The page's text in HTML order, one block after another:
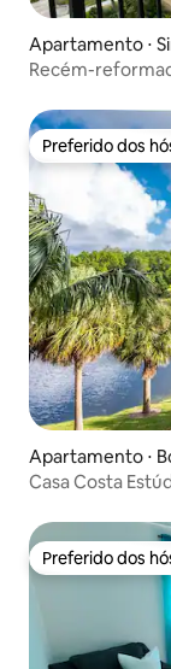
Apartamento ⋅
Recém-
Preferido dos
Preferido dos
Apartamento ⋅
Casa Costa
Preferido dos
Preferido dos